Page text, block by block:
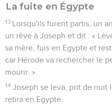
La fuite en Égypte
13 Lorsqu'ils furent partis, un
un rêve à Joseph et dit : «
sa mère, fuis en Egypte et
car Hérode va rechercher le
mourir. »
14 Joseph se leva, prit de nuit
retira en Egypte.